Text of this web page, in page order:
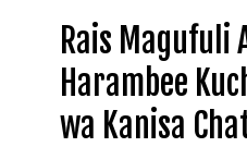
Rais Magufuli
Harambee
wa Kanisa